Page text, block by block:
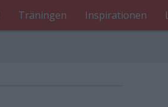
Träningen Inspirationen